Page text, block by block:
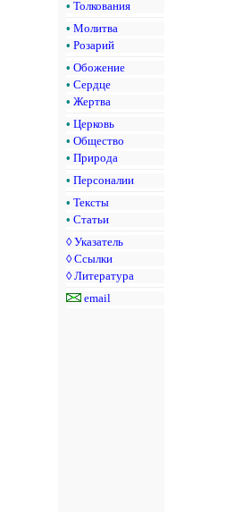
• Толкования
• Молитва
• Розарий
• Обожение
• Сердце
• Жертва
• Церковь
• Общество
• Природа
• Персоналии
• Тексты
• Статьи
◊ Указатель
◊ Ссылки
◊ Литература
email